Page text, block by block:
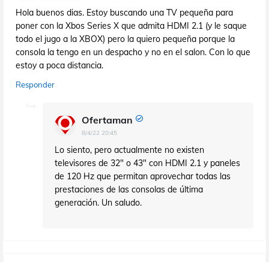
Hola buenos dias. Estoy buscando una TV pequeña para
poner con la Xbos Series X que admita HDMI 2.1 (y le saque
todo el jugo a la XBOX) pero la quiero pequeña porque la
consola la tengo en un despacho y no en el salon. Con lo que
estoy a poca distancia.
Responder
Ofertaman
8/4/22 20:45
Lo siento, pero actualmente no existen
televisores de 32" o 43" con HDMI 2.1 y paneles
de 120 Hz que permitan aprovechar todas las
prestaciones de las consolas de última
generación. Un saludo.